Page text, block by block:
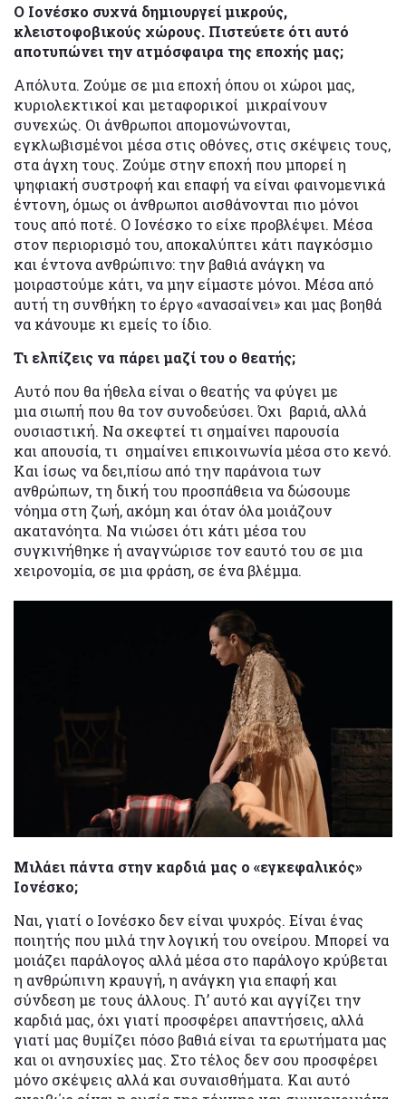
Ο Ιονέσκο συχνά δημιουργεί μικρούς,
κλειστοφοβικούς χώρους. Πιστεύετε ότι αυτό
αποτυπώνει την ατμόσφαιρα της εποχής μας;
Απόλυτα. Ζούμε σε μια εποχή όπου οι χώροι μας,
κυριολεκτικοί και μεταφορικοί μικραίνουν
συνεχώς. Οι άνθρωποι απομονώνονται,
εγκλωβισμένοι μέσα στις οθόνες, στις σκέψεις τους,
στα άγχη τους. Ζούμε στην εποχή που μπορεί η
ψηφιακή συστροφή και επαφή να είναι φαινομενικά
έντονη, όμως οι άνθρωποι αισθάνονται πιο μόνοι
τους από ποτέ. Ο Ιονέσκο το είχε προβλέψει. Μέσα
στον περιορισμό του, αποκαλύπτει κάτι παγκόσμιο
και έντονα ανθρώπινο: την βαθιά ανάγκη να
μοιραστούμε κάτι, να μην είμαστε μόνοι. Μέσα από
αυτή τη συνθήκη το έργο «ανασαίνει» και μας βοηθά
να κάνουμε κι εμείς το ίδιο.
Τι ελπίζεις να πάρει μαζί του ο θεατής;
Αυτό που θα ήθελα είναι ο θεατής να φύγει με
μια σιωπή που θα τον συνοδεύσει. Όχι βαριά, αλλά
ουσιαστική. Να σκεφτεί τι σημαίνει παρουσία
και απουσία, τι σημαίνει επικοινωνία μέσα στο κενό.
Και ίσως να δει,πίσω από την παράνοια των
ανθρώπων, τη δική του προσπάθεια να δώσουμε
νόημα στη ζωή, ακόμη και όταν όλα μοιάζουν
ακατανόητα. Να νιώσει ότι κάτι μέσα του
συγκινήθηκε ή αναγνώρισε τον εαυτό του σε μια
χειρονομία, σε μια φράση, σε ένα βλέμμα.
Μιλάει πάντα στην καρδιά μας ο «εγκεφαλικός»
Ιονέσκο;
Ναι, γιατί ο Ιονέσκο δεν είναι ψυχρός. Είναι ένας
ποιητής που μιλά την λογική του ονείρου. Μπορεί να
μοιάζει παράλογος αλλά μέσα στο παράλογο κρύβεται
η ανθρώπινη κραυγή, η ανάγκη για επαφή και
σύνδεση με τους άλλους. Γι’ αυτό και αγγίζει την
καρδιά μας, όχι γιατί προσφέρει απαντήσεις, αλλά
γιατί μας θυμίζει πόσο βαθιά είναι τα ερωτήματα μας
και οι ανησυχίες μας. Στο τέλος δεν σου προσφέρει
μόνο σκέψεις αλλά και συναισθήματα. Και αυτό